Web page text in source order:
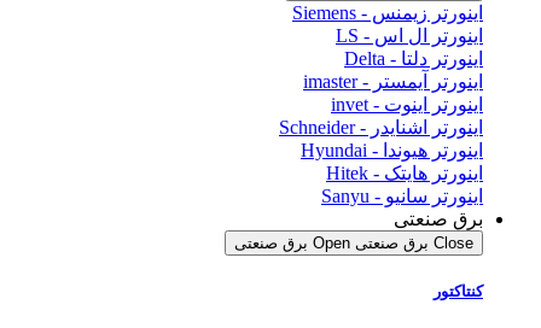
اینورتر زیمنس - Siemens
اینورتر ال اس - LS
اینورتر دلتا - Delta
اینورتر آیمستر - imaster
اینورتر اینوت - invet
اینورتر اشنایدر - Schneider
اینورتر هیوندا - Hyundai
اینورتر هایتک - Hitek
اینورتر سانیو - Sanyu
برق صنعتی
Close برق صنعتی Open برق صنعتی
کنتاکتور